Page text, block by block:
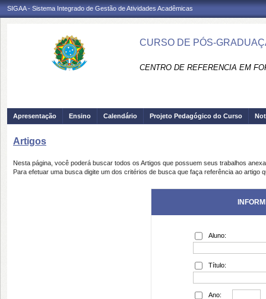
SIGAA - Sistema Integrado de Gestão de Atividades Acadêmicas
CURSO DE PÓS-
CENTRO DE REFERENCIA EM
Apresentação Ensino Calendário Projeto Pedagógico do Curso
Artigos
Nesta página, você poderá buscar todos os Artigos que possuem seus trabalhos
Para efetuar uma busca digite um dos critérios de busca que faça referência ao artigo
Aluno:
Título:
Ano: